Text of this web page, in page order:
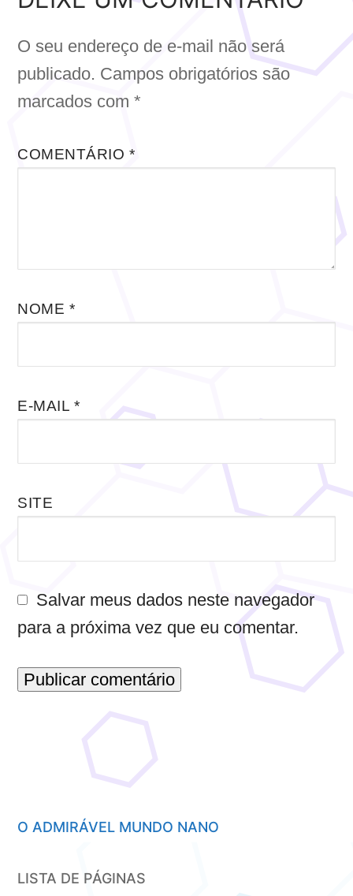
O seu endereço de e-mail não será
publicado. Campos obrigatórios são
marcados com *
COMENTÁRIO *
NOME *
E-MAIL *
SITE
Salvar meus dados neste navegador
para a próxima vez que eu comentar.
O ADMIRÁVEL MUNDO NANO
LISTA DE PÁGINAS